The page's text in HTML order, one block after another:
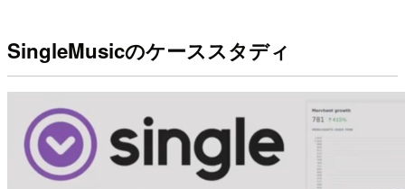
SingleMusicのケーススタディ